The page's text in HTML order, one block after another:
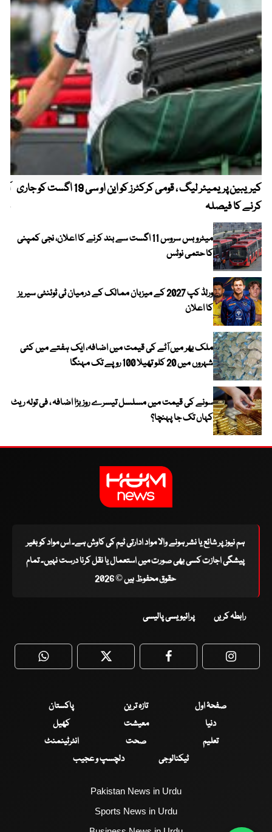
کیریبین پریمیئر لیگ ، قومی کرکٹرز کو این او سی 19 اگست کو جاری
کرنے کا فیصلہ
میٹرو بس سروس 11 اگست سے بند کرنے کا اعلان، نجی کمپنی
کا حتمی نوٹس
ورلڈ کپ 2027 کے میزبان ممالک کے درمیان ٹی ٹوئنٹی سیریز
کا اعلان
ملک بھر میں آٹے کی قیمت میں اضافہ، ایک ہفتے میں کئی
شہروں میں 20 کلو تھیلا 100 روپے تک مہنگا
سونے کی قیمت میں مسلسل تیسرے روز بڑا اضافہ ، فی تولہ ریٹ
کہاں تک جا پہنچا؟
ہم نیوز پر شائع یا نشر ہونے والا مواد ادارتی ٹیم کی کاوش ہے۔ اس مواد کو بغیر
پیشگی اجازت کسی بھی صورت میں استعمال یا نقل کرنا درست نہیں۔ تمام
حقوق محفوظ ہیں © 2026
رابطہ کریں پرائیویسی پالیسی
WhatsApp Twitter Facebook
صفحۂ اول تازہ ترین
پاکستان
دنیا
معیشت
کھیل
تعلیم
صحت
انٹرٹینمنٹ
ٹیکنالوجی
دلچسپ و عجیب
Pakistan News in Urdu
Sports News in Urdu